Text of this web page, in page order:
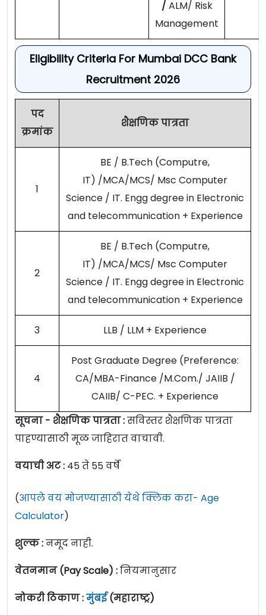
/ ALM/ Risk
Management
Eligibility Criteria For Mumbai DCC Bank
Recruitment 2026
पद
क्रमांक
शैक्षणिक पात्रता
1
BE / B.Tech (Computre,
IT) /MCA/MCS/ Msc Computer
Science / IT. Engg degree in Electronic
and telecommunication + Experience
2
BE / B.Tech (Computre,
IT) /MCA/MCS/ Msc Computer
Science / IT. Engg degree in Electronic
and telecommunication + Experience
3 LLB / LLM + Experience
4
Post Graduate Degree (Preference:
CA/MBA-Finance /M.Com./ JAIIB /
CAIIB/ C-PEC. + Experience
सूचना - शैक्षणिक पात्रता :सविस्तर शैक्षणिक पात्रता
पाहण्यासाठी मूळ जाहिरात वाचावी.
वयाची अट : 45 ते 55 वर्षे
(आपले वय मोजण्यासाठी येथे क्लिक करा- Age
Calculator)
शुल्क :नमूद नाही.
वेतनमान (Pay Scale) :नियमानुसार
नोकरी ठिकाण :मुंबई(महाराष्ट्र)